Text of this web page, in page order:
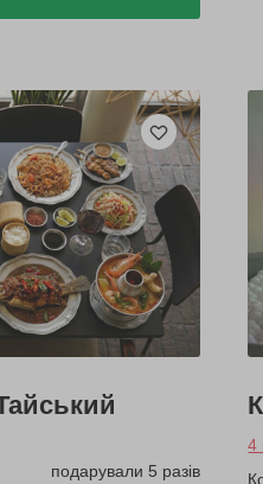
подарували 5 разів
4